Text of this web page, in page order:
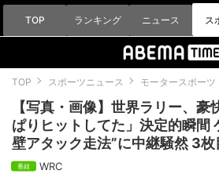
TOP ランキング ニュース ス
TOP スポーツニュース モータースポーツ
【写真・画像】世界ラリー、豪
ぱりヒットしてた」決定的瞬間
壁アタック走法”に中継騒然 3枚
WRC